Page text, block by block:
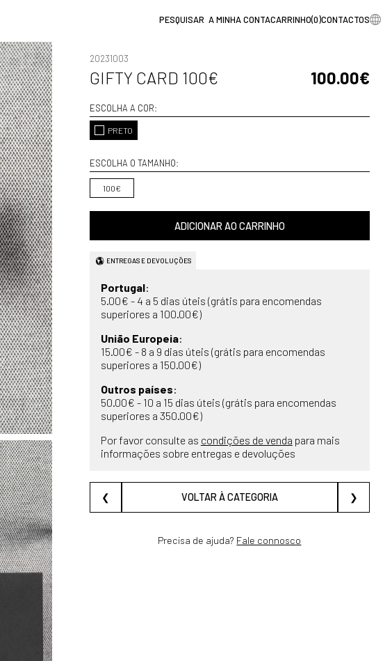
A MINHA CONTACARRINHO(0)CONTACTOS
20231003
GIFTY CARD 100€ 100.00€
ESCOLHA A COR:
PRETO
ESCOLHA O TAMANHO:
100€
ADICIONAR AO CARRINHO
ENTREGAS E DEVOLUÇÕES
Portugal:
5.00€ - 4 a 5 dias úteis (grátis para encomendas
superiores a 100.00€)
União Europeia:
15.00€ - 8 a 9 dias úteis (grátis para encomendas
superiores a 150.00€)
Outros países:
50.00€ - 10 a 15 dias úteis (grátis para encomendas
superiores a 350.00€)
Por favor consulte as condições de venda para mais
informações sobre entregas e devoluções
❮ VOLTAR À CATEGORIA ❯
Precisa de ajuda? Fale connosco